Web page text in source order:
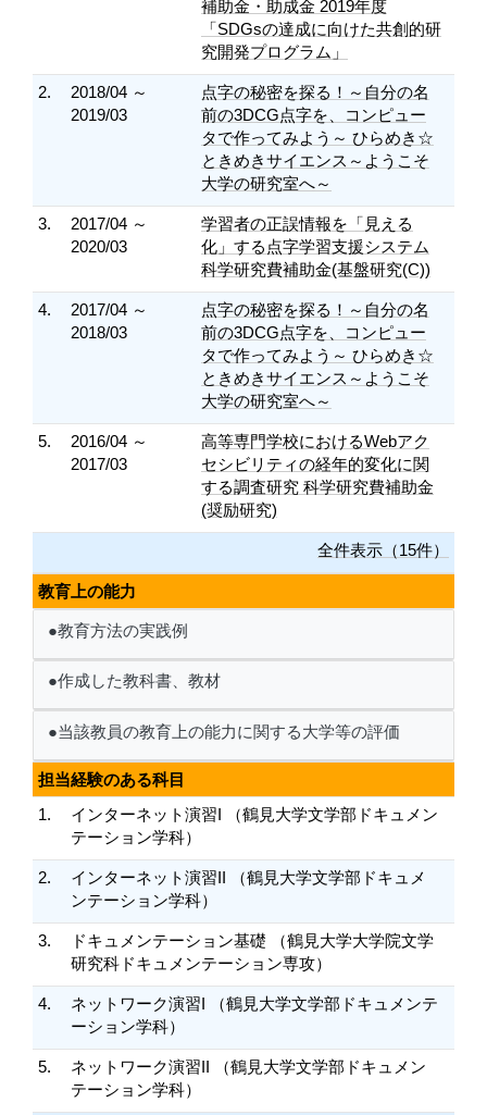
補助金・助成金 2019年度
「SDGsの達成に向けた共創的研
究開発プログラム」
2.
2018/04 ～
2019/03
点字の秘密を探る！～自分の名
前の3DCG点字を、コンピュー
タで作ってみよう～ ひらめき☆
ときめきサイエンス～ようこそ
大学の研究室へ～
3.
2017/04 ～
2020/03
学習者の正誤情報を「見える
化」する点字学習支援システム
科学研究費補助金(基盤研究(C))
4.
2017/04 ～
2018/03
点字の秘密を探る！～自分の名
前の3DCG点字を、コンピュー
タで作ってみよう～ ひらめき☆
ときめきサイエンス～ようこそ
大学の研究室へ～
5.
2016/04 ～
2017/03
高等専門学校におけるWebアク
セシビリティの経年的変化に関
する調査研究 科学研究費補助金
(奨励研究)
全件表示（15件）
教育上の能力
●教育方法の実践例
●作成した教科書、教材
●当該教員の教育上の能力に関する大学等の評価
担当経験のある科目
1.
インターネット演習I （鶴見大学文学部ドキュメン
テーション学科）
2.
インターネット演習II （鶴見大学文学部ドキュメ
ンテーション学科）
3.
ドキュメンテーション基礎 （鶴見大学大学院文学
研究科ドキュメンテーション専攻）
4.
ネットワーク演習I （鶴見大学文学部ドキュメンテ
ーション学科）
5.
ネットワーク演習II （鶴見大学文学部ドキュメン
テーション学科）